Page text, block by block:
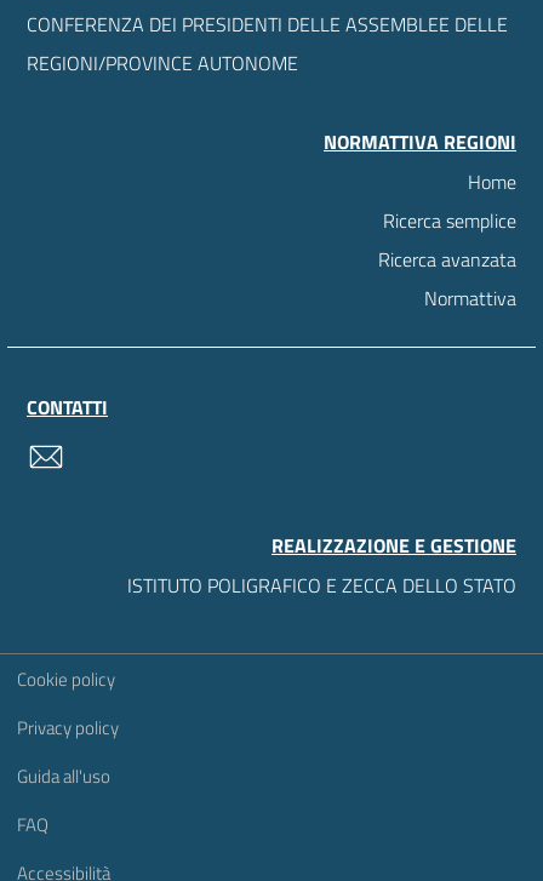
CONFERENZA DEI PRESIDENTI DELLE ASSEMBLEE DELLE
REGIONI/PROVINCE AUTONOME
NORMATTIVA REGIONI
Home
Ricerca semplice
Ricerca avanzata
Normattiva
CONTATTI
REALIZZAZIONE E GESTIONE
ISTITUTO POLIGRAFICO E ZECCA DELLO STATO
Sezione Link Utili
Cookie policy
Privacy policy
Guida all'uso
FAQ
Accessibilità